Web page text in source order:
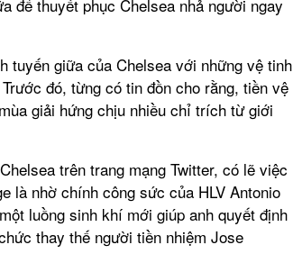
để thuyết phục Chelsea nhả người ngay
tuyến giữa của Chelsea với những vệ tinh
đó, từng có tin đồn cho rằng, tiền vệ
giải hứng chịu nhiều chỉ trích từ giới
trên trang mạng Twitter, có lẽ việc
là nhờ chính công sức của HLV Antonio
luồng sinh khí mới giúp anh quyết định
thay thế người tiền nhiệm Jose